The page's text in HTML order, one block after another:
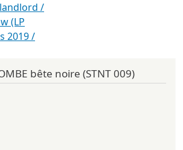
landlord /
(LP
2019 /
bête noire (STNT 009)